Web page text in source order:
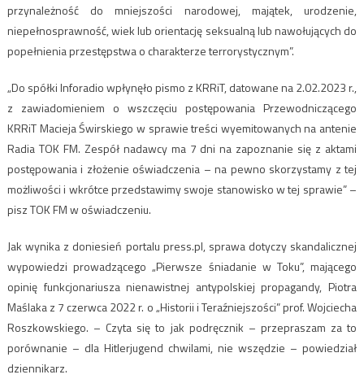
przynależność do mniejszości narodowej, majątek, urodzenie,
niepełnosprawność, wiek lub orientację seksualną lub nawołujących do
popełnienia przestępstwa o charakterze terrorystycznym”.
„Do spółki Inforadio wpłynęło pismo z KRRiT, datowane na 2.02.2023 r.,
z zawiadomieniem o wszczęciu postępowania Przewodniczącego
KRRiT Macieja Świrskiego w sprawie treści wyemitowanych na antenie
Radia TOK FM. Zespół nadawcy ma 7 dni na zapoznanie się z aktami
postępowania i złożenie oświadczenia – na pewno skorzystamy z tej
możliwości i wkrótce przedstawimy swoje stanowisko w tej sprawie” –
pisz TOK FM w oświadczeniu.
Jak wynika z doniesień portalu press.pl, sprawa dotyczy skandalicznej
wypowiedzi prowadzącego „Pierwsze śniadanie w Toku”, mającego
opinię funkcjonariusza nienawistnej antypolskiej propagandy, Piotra
Maślaka z 7 czerwca 2022 r. o „Historii i Teraźniejszości” prof. Wojciecha
Roszkowskiego. – Czyta się to jak podręcznik – przepraszam za to
porównanie – dla Hitlerjugend chwilami, nie wszędzie – powiedział
dziennikarz.